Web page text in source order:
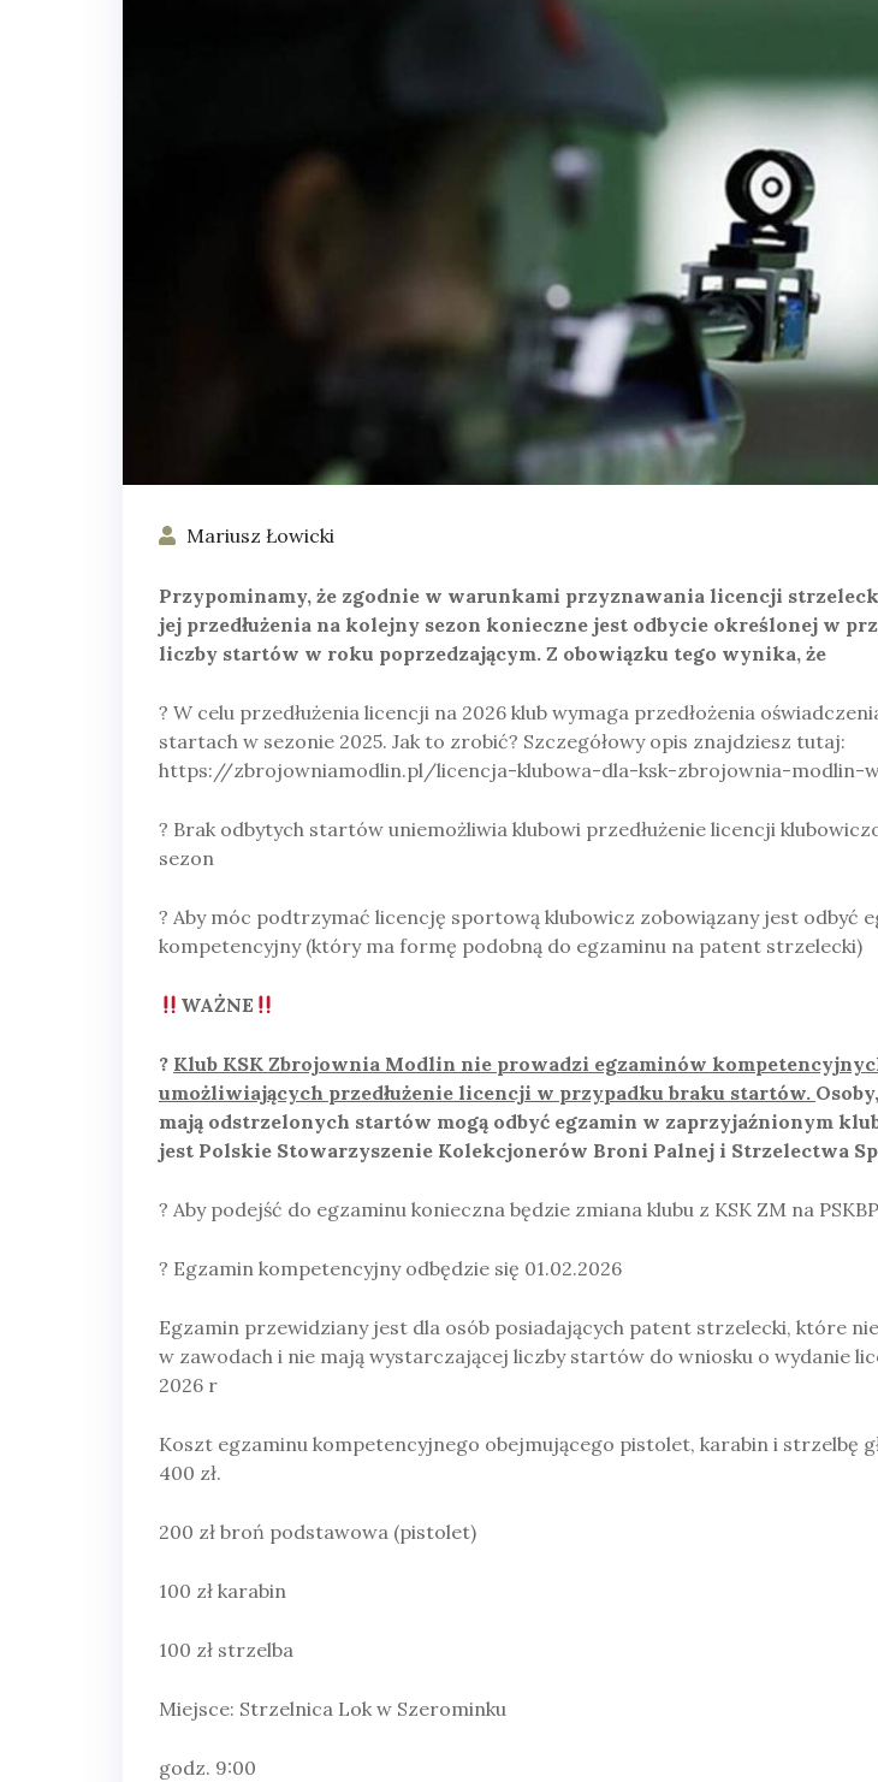
Mariusz Łowicki
Przypominamy, że zgodnie w warunkami przyznawania licencji
jej przedłużenia na kolejny sezon konieczne jest odbycie określonej w
liczby startów w roku poprzedzającym. Z obowiązku tego wynika, że
? W celu przedłużenia licencji na 2026 klub wymaga przedłożenia
startach w sezonie 2025. Jak to zrobić? Szczegółowy opis znajdziesz tutaj:
https://zbrojowniamodlin.pl/licencja-klubowa-dla-ksk-zbrojownia-modlin-
? Brak odbytych startów uniemożliwia klubowi przedłużenie licencji
sezon
? Aby móc podtrzymać licencję sportową klubowicz zobowiązany jest odbyć
kompetencyjny (który ma formę podobną do egzaminu na patent strzelecki)
WAŻNE
? Klub KSK Zbrojownia Modlin nie prowadzi egzaminów
umożliwiających przedłużenie licencji w przypadku braku startów.
mają odstrzelonych startów mogą odbyć egzamin w zaprzyjaźnionym
jest Polskie Stowarzyszenie Kolekcjonerów Broni Palnej i Strzelectwa
? Aby podejść do egzaminu konieczna będzie zmiana klubu z KSK ZM na
? Egzamin kompetencyjny odbędzie się 01.02.2026
Egzamin przewidziany jest dla osób posiadających patent strzelecki, które nie
w zawodach i nie mają wystarczającej liczby startów do wniosku o wydanie
2026 r
Koszt egzaminu kompetencyjnego obejmującego pistolet, karabin i strzelbę
400 zł.
200 zł broń podstawowa (pistolet)
100 zł karabin
100 zł strzelba
Miejsce: Strzelnica Lok w Szerominku
godz. 9:00